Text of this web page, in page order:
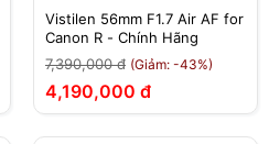
Vistilen 56mm F1.7 Air AF for
Canon R - Chính Hãng
7,390,000 đ (Giảm: -43%)
4,190,000 đ